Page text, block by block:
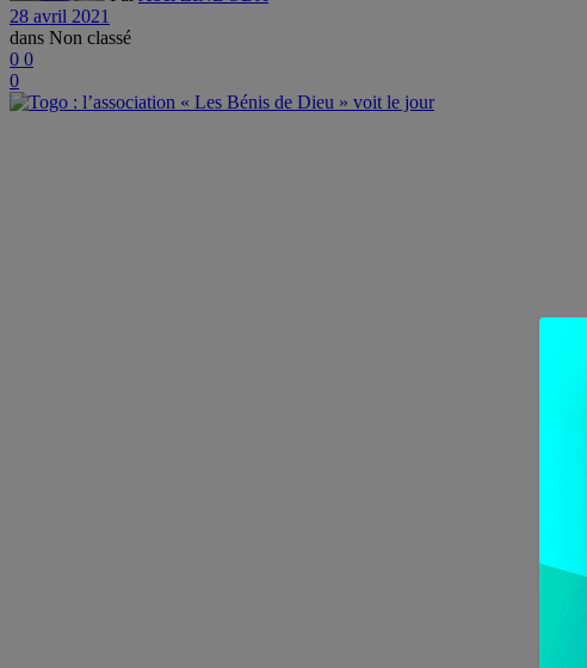
28 avril 2021
dans Non classé
0 0
0